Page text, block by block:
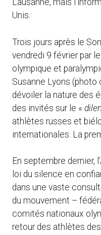
Lausanne, mais
Unis.
Trois jours après le
vendredi 9 février par
olympique et
Susanne Lyons (photo
dévoiler la nature des
des invités sur le «
athlètes russes et
internationales. La
En septembre dernier,
loi du silence en
dans une vaste
du mouvement –
comités nationaux
retour des athlètes des